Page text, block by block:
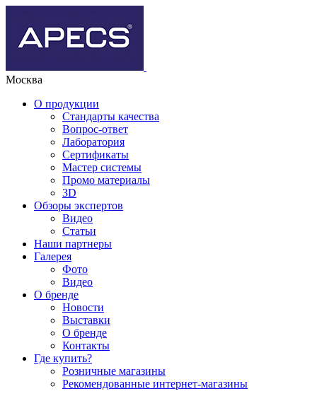
Москва
О продукции
Стандарты качества
Вопрос-ответ
Лаборатория
Сертификаты
Мастер системы
Промо материалы
3D
Обзоры экспертов
Видео
Статьи
Наши партнеры
Галерея
Фото
Видео
О бренде
Новости
Выставки
О бренде
Контакты
Где купить?
Розничные магазины
Рекомендованные интернет-магазины